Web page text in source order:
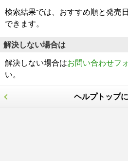
検索結果では、おすすめ順と発売
できます。
解決しない場合は
解決しない場合はお問い合わせフ
い。
ヘルプトップ